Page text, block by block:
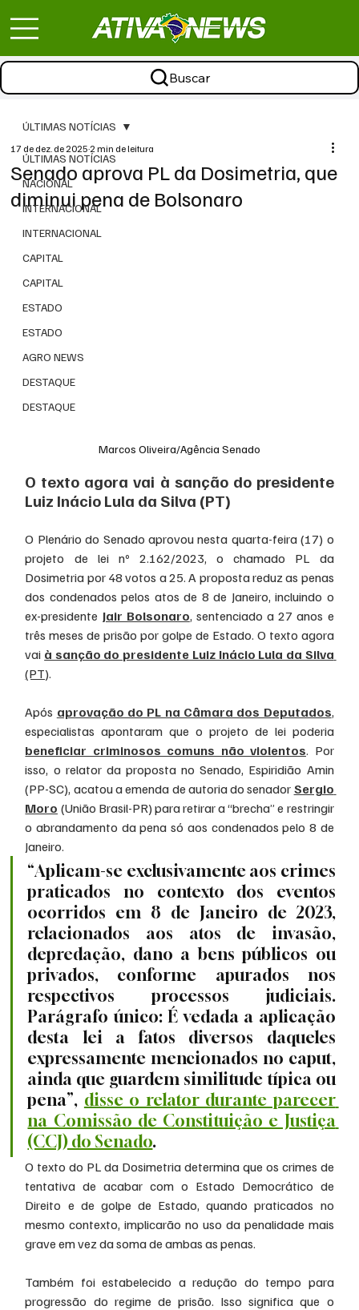
Buscar
ÚLTIMAS NOTÍCIAS
NACIONAL
INTERNACIONAL
INTERNACIONAL
CAPITAL
CAPITAL
ESTADO
ESTADO
AGRO NEWS
DESTAQUE
DESTAQUE
ÚLTIMAS NOTÍCIAS
Senado aprova PL da Dosimetria, que
diminui pena de Bolsonaro
17 de dez. de 20252 min de leitura
Marcos Oliveira/Agência Senado
O texto agora vai à sanção do presidente
Luiz Inácio Lula da Silva (PT)
O Plenário do Senado aprovou nesta quarta-feira (17) o
projeto de lei nº 2.162/2023, o chamado PL da
Dosimetria por 48 votos a 25. A proposta reduz as penas
dos condenados pelos atos de 8 de Janeiro, incluindo o
ex-presidente Jair Bolsonaro, sentenciado a 27 anos e
três meses de prisão por golpe de Estado. O texto agora
vai à sanção do presidente Luiz Inácio Lula da Silva
(PT).
Após aprovação do PL na Câmara dos Deputados,
especialistas apontaram que o projeto de lei poderia
beneficiar criminosos comuns não violentos. Por
isso, o relator da proposta no Senado, Espiridião Amin
(PP-SC), acatou a emenda de autoria do senador Sergio
Moro (União Brasil-PR) para retirar a “brecha” e restringir
o abrandamento da pena só aos condenados pelo 8 de
Janeiro.
“Aplicam-se exclusivamente aos crimes
praticados no contexto dos eventos
ocorridos em 8 de Janeiro de 2023,
relacionados aos atos de invasão,
depredação, dano a bens públicos ou
privados, conforme apurados nos
respectivos processos judiciais.
Parágrafo único: É vedada a aplicação
desta lei a fatos diversos daqueles
expressamente mencionados no caput,
ainda que guardem similitude típica ou
pena”, disse o relator durante parecer
na Comissão de Constituição e Justiça
(CCJ) do Senado.
O texto do PL da Dosimetria determina que os crimes de
tentativa de acabar com o Estado Democrático de
Direito e de golpe de Estado, quando praticados no
mesmo contexto, implicarão no uso da penalidade mais
grave em vez da soma de ambas as penas.
Também foi estabelecido a redução do tempo para
progressão do regime de prisão. Isso significa que o